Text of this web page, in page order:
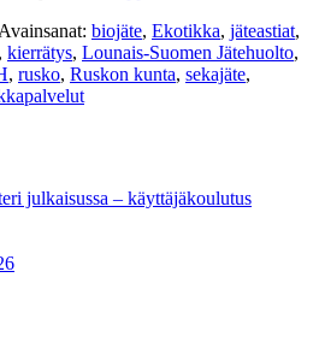
Avainsanat: biojäte, Ekotikka, jäteastiat,
, kierrätys, Lounais-Suomen Jätehuolto,
, rusko, Ruskon kunta, sekajäte,
julkaisussa – käyttäjäkoulutus